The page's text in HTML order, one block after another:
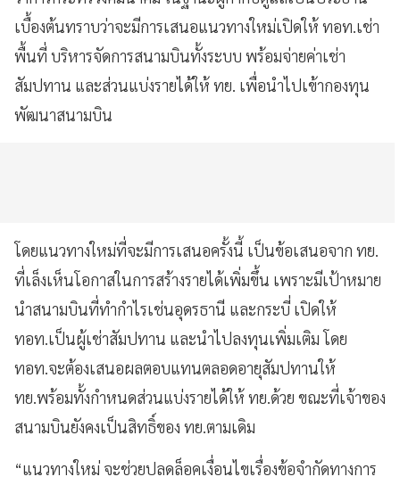
เบื้องต้นทราบว่าจะมีการเสนอแนวทางใหม่เปิดให้ ทอท.เช่า
พื้นที่ บริหารจัดการสนามบินทั้งระบบ พร้อมจ่ายค่าเช่า
สัมปทาน และส่วนแบ่งรายได้ให้ ทย. เพื่อนำไปเข้ากองทุน
พัฒนาสนามบิน
โดยแนวทางใหม่ที่จะมีการเสนอครั้งนี้ เป็นข้อเสนอจาก ทย.
ที่เล็งเห็นโอกาสในการสร้างรายได้เพิ่มขึ้น เพราะมีเป้าหมาย
นำสนามบินที่ทำกำไรเช่นอุดรธานี และกระบี่ เปิดให้
ทอท.เป็นผู้เช่าสัมปทาน และนำไปลงทุนเพิ่มเติม โดย
ทอท.จะต้องเสนอผลตอบแทนตลอดอายุสัมปทานให้
ทย.พร้อมทั้งกำหนดส่วนแบ่งรายได้ให้ ทย.ด้วย ขณะที่เจ้าของ
สนามบินยังคงเป็นสิทธิ์ของ ทย.ตามเดิม
“แนวทางใหม่ จะช่วยปลดล็อคเงื่อนไขเรื่องข้อจำกัดทางการ